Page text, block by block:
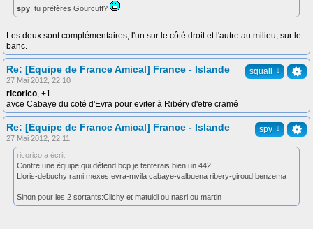
spy , tu préfères Gourcuff?
Les deux sont complémentaires, l'un sur le côté droit et l'autre au milieu, sur le
banc.
squall ↓
Re: [Equipe de France Amical] France - Islande
27 Mai 2012, 22:10
ricorico, +1
avce Cabaye du coté d'Evra pour eviter à Ribéry d'etre cramé
spy ↓
Re: [Equipe de France Amical] France - Islande
27 Mai 2012, 22:11
ricorico a écrit:
Contre une équipe qui défend bcp je tenterais bien un 442
Lloris-debuchy rami mexes evra-mvila cabaye-valbuena ribery-giroud benzema
Sinon pour les 2 sortants:Clichy et matuidi ou nasri ou martin